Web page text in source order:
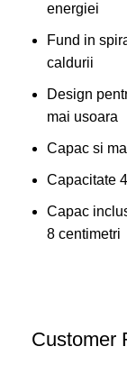
energiei
Fund in
caldurii
Design
mai usoara
Capac si
Capacitate
Capac
8 centimetri
Customer